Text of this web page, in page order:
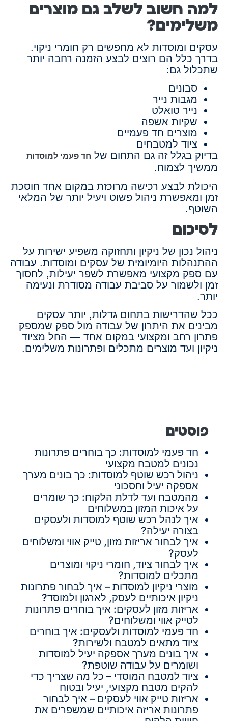
למה חשוב לשלב גם מוצרים
משלימים?
עסקים ומוסדות לא מחפשים רק חומרי ניקוי.
בדרך כלל הם רוצים לבצע הזמנה רחבה יותר
שתכלול גם:
סבונים
מגבות נייר
נייר טואלט
שקיות אשפה
מוצרים חד פעמיים
ציוד למטבחים
בדיוק בגלל זה גם התחום של חד פעמי למוסדות
ממשיך לצמוח.
היכולת לבצע רכישה מרוכזת במקום אחד חוסכת
זמן ומאפשרת ניהול פשוט ויעיל יותר של המלאי
השוטף.
לסיכום
ניהול נכון של ניקיון ותחזוקה משפיע ישירות על
ההתנהלות היומיומית של עסקים ומוסדות. עבודה
עם ספק מקצועי מאפשרת לשפר יעילות, לחסוך
זמן ולשמור על סביבת עבודה מסודרת ונעימה
יותר.
ככל שהדרישות בתחום גדלות, יותר עסקים
מבינים את היתרון של עבודה מול ספק שמספק
פתרון רחב ומקצועי במקום אחד — החל מציוד
ניקיון ועד מוצרים מתכלים ופתרונות משלימים.
פוסטים
חד פעמי למוסדות: כך בוחרים פתרונות
נכונים למטבח מקצועי
ניהול רכש שוטף למוסדות: כך בונים מערך
אספקה יעיל וחסכוני
מהמטבח ועד לדלת הלקוח: כך שומרים
על איכות המזון במשלוחים
איך לנהל רכש שוטף למוסדות ולעסקים
בצורה יעילה?
איך לבחור אריזות מזון, טייק אווי ומשלוחים
לעסק?
איך לבחור ציוד, חומרי ניקוי ומוצרים
מתכלים למוסדות?
מוצרי ניקיון למוסדות – איך לבחור פתרונות
ניקיון איכותיים לעסק, לארגון ולמוסד?
אריזות מזון לעסקים: איך בוחרים פתרונות
לטייק אווי ומשלוחים?
חד פעמי למוסדות ולעסקים: איך בוחרים
ציוד מתאים למטבח ולשירות?
איך בונים מערך אספקה יעיל למוסדות
ושומרים על עבודה שוטפת?
ציוד למטבח המוסדי – כל מה שצריך כדי
להקים מטבח מקצועי, יעיל ובטוח
אריזות טייק אווי לעסקים – איך לבחור
פתרונות אריזה איכותיים שמשפרים את